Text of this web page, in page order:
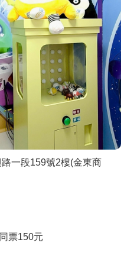
一段159號2樓(金東商
票150元